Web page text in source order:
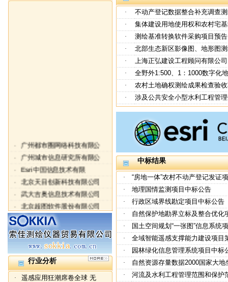
广州都市圈网络科技有限公
广州城市信息研究所有限公
Esri中国信息技术有限
北京天目创新科技有限公司
武大吉奥信息技术有限公司
北京超图软件股份有限公司
· 广东南方数码科技有限公司
· 武汉点云科技有限公司
· 上海数慧系统技术有限公司
保定金迪地下管线探测工程
· 北京天下图数据技术有限公
河南省地质测绘总院
行业分析
· 遥感应用狂潮席卷全球 无
· 不动产登记数据整合补充调查
· 集体建设用地使用权和农村宅
· 测绘基准转换软件采购项目预告
· 北部生态新区影像图、地形图
· 上海正弘建设工程顾问有限公
· 全野外1:500、1：1000数字化
· 农村土地确权测绘成果检查验
· 涉及公共安全小型水利工程管
中标结果
· “房地一体”农村不动产登记发证
· 地理国情监测项目中标公告
· 行政区域界线勘定项目中标公告
· 自然保护地勘界立标及整合优化
· 国土空间规划“一张图”信息系统
· 全域智能遥感支撑能力建设项目
· 园林绿化信息管理系统项目中标
· 自然资源存量数据2000国家大
· 河流及水利工程管理范围和保护